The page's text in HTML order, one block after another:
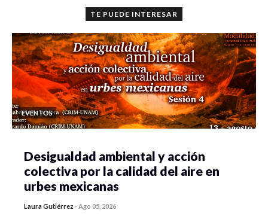
TE PUEDE INTERESAR
EVENTOS
Desigualdad ambiental y acción
colectiva por la calidad del aire en
urbes mexicanas
Laura Gutiérrez -Ago 05, 2026